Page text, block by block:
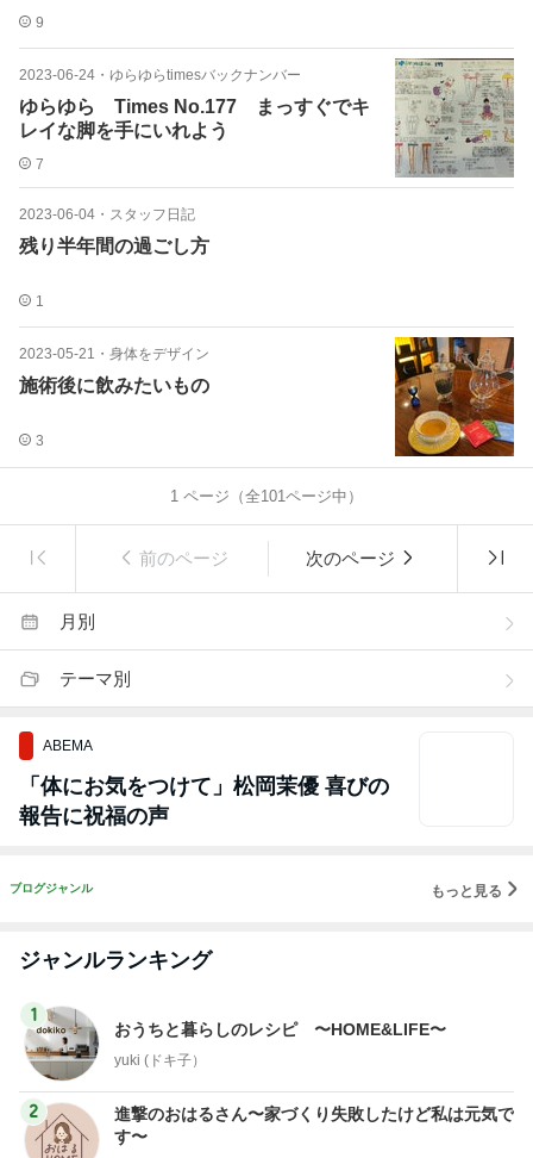
9
2023-06-24 ・ ゆらゆらtimesバックナンバー
ゆらゆら Times No.177 まっすぐでキ
レイな脚を手にいれよう
7
2023-06-04 ・ スタッフ日記
残り半年間の過ごし方
1
2023-05-21 ・ 身体をデザイン
施術後に飲みたいもの
3
1 ページ（全101ページ中）
前のページ 次のページ
月別
テーマ別
ABEMA
「体にお気をつけて」松岡茉優 喜びの
報告に祝福の声
ブログジャンル もっと見る
ジャンルランキング
1
おうちと暮らしのレシピ 〜HOME&LIFE〜
yuki (ドキ子）
2
進撃のおはるさん〜家づくり失敗したけど私は元気で
す〜